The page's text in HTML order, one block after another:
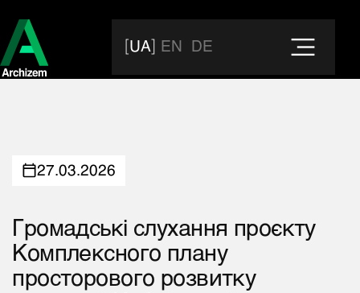
UA EN DE
Громадські слухання проєкту
Комплексного плану
просторового розвитку
27.03.2026